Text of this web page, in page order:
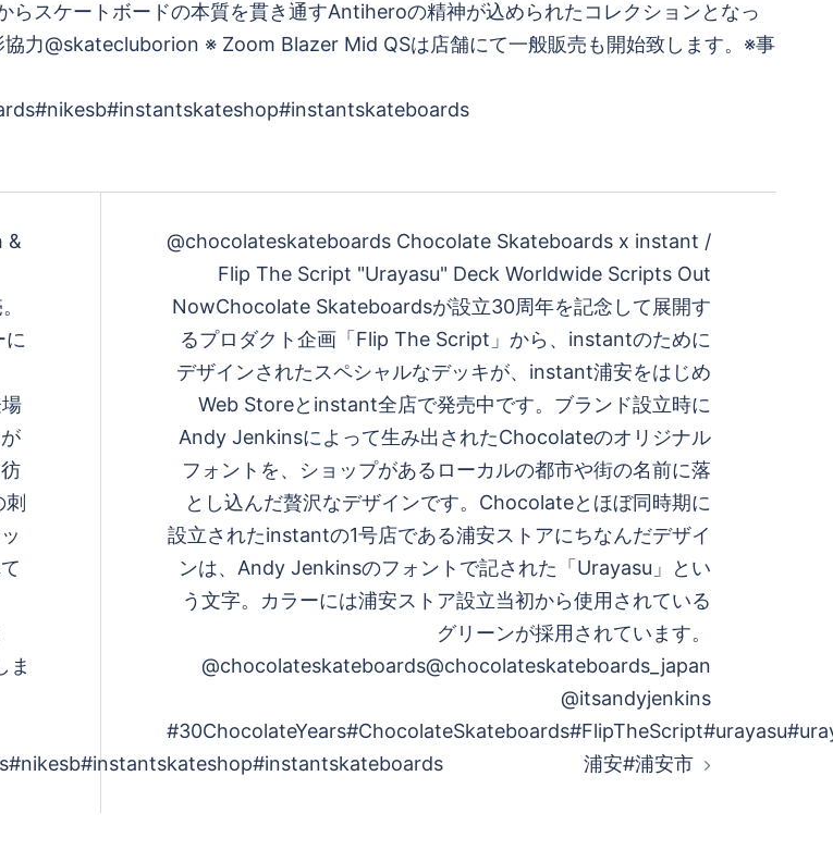
&
に
ま
@chocolateskateboards Chocolate Skateboards x instant /
Flip The Script "Urayasu" Deck Worldwide Scripts Out
NowChocolate Skateboardsが設立30周年を記念して展開す
るプロダクト企画「Flip The Script」から、instantのために
デザインされたスペシャルなデッキが、instant浦安をはじめ
Web Storeとinstant全店で発売中です。ブランド設立時に
Andy Jenkinsによって生み出されたChocolateのオリジナル
フォントを、ショップがあるローカルの都市や街の名前に落
とし込んだ贅沢なデザインです。Chocolateとほぼ同時期に
設立されたinstantの1号店である浦安ストアにちなんだデザイ
ンは、Andy Jenkinsのフォントで記された「Urayasu」とい
う文字。カラーには浦安ストア設立当初から使用されている
グリーンが採用されています。
@chocolateskateboards@chocolateskateboards_japan
@itsandyjenkins
浦安#浦安市